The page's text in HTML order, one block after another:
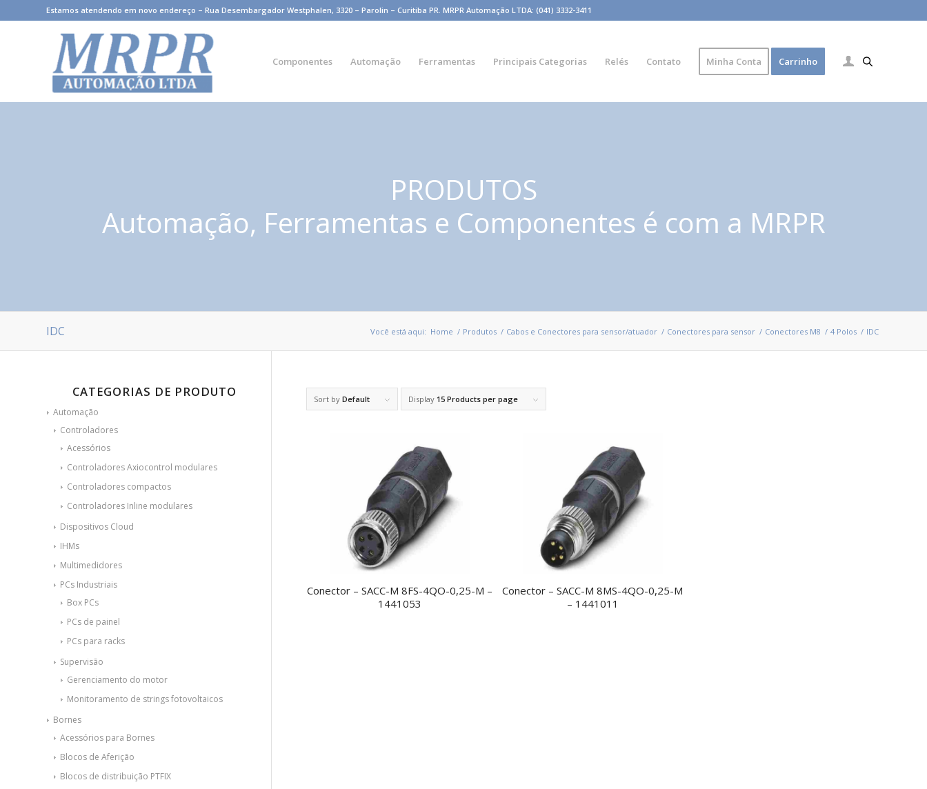
Estamos atendendo em novo endereço – Rua Desembargador Westphalen, 3320 – Parolin – Curitiba PR. MRPR Automação LTDA: (041) 3332-3411
Componentes Automação Ferramentas Principais Categorias Relés Contato Minha Conta Carrinho
PRODUTOS
Automação, Ferramentas e Componentes é com a MRPR
IDC Você está aqui: Home / Produtos / Cabos e Conectores para sensor/atuador / Conectores para sensor / Conectores M8 / 4 Polos / IDC
Sort by Default Display 15 Products per page
Conector – SACC-M 8FS-4QO-0,25-M –
1441053
Conector – SACC-M 8MS-4QO-0,25-M
– 1441011
CATEGORIAS DE PRODUTO
Automação
Controladores
Acessórios
Controladores Axiocontrol modulares
Controladores compactos
Controladores Inline modulares
Dispositivos Cloud
IHMs
Multimedidores
PCs Industriais
Box PCs
PCs de painel
PCs para racks
Supervisão
Gerenciamento do motor
Monitoramento de strings fotovoltaicos
Bornes
Acessórios para Bornes
Blocos de Aferição
Blocos de distribuição PTFIX